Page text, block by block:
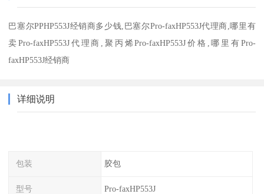
巴塞尔PPHP553J经销商多少钱,巴塞尔Pro-faxHP553J代理商,哪里有
卖Pro-faxHP553J代理商,聚丙烯Pro-faxHP553J价格,哪里有Pro-
faxHP553J经销商
详细说明
包装 胶包
型号 Pro-faxHP553J